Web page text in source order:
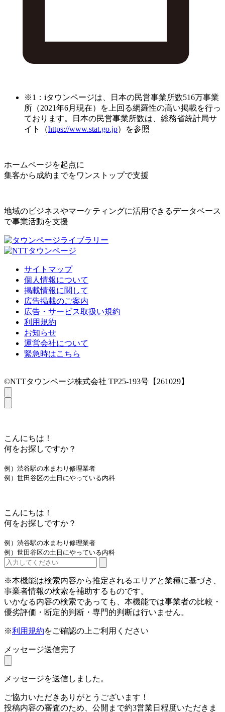
※1：iタウンページは、日本の民営事業所数516万事業
所（2021年6月現在）を上回る網羅性の高い掲載を行っ
ております。日本の民営事業所数は、総務省統計局サ
イト（https://www.stat.go.jp）を参照
ホームページを起点に
集客から成約までをワンストップで支援
地域のビジネスやマーケティングに活用できるデータベース
で事業活動を支援
サイトマップ
個人情報について
掲載情報に関して
広告掲載のご案内
広告・サービス取扱い規約
利用規約
お知らせ
運営会社について
緊急時はこちら
©NTTタウンページ株式会社 TP25-193号【261029】
こんにちは！
何をお探しですか？
例）渋谷駅の水まわり修理業者
例）世田谷区の土日にやっている内科
こんにちは！
何をお探しですか？
例）渋谷駅の水まわり修理業者
例）世田谷区の土日にやっている内科
※本機能は検索内容から推定されるエリアと業種に基づき、
事業者情報の検索を補助するものです。
いかなる内容の検索であっても、本機能では事業者の比較・
優劣評価・断定的判断・専門的判断は行いません。
※利用規約をご確認の上ご利用ください
メッセージ送信完了
メッセージを送信しました。
ご協力いただきありがとうございます！
投稿内容の審査のため、公開まで約3営業日程度いただきま